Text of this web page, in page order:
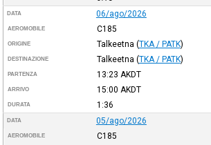
DATA 06/ago/2026
AEROMOBILE C185
ORIGINE Talkeetna (TKA / PATK)
DESTINAZIONE Talkeetna (TKA / PATK)
PARTENZA 13:23 AKDT
ARRIVO 15:00 AKDT
DURATA 1:36
DATA 05/ago/2026
AEROMOBILE C185